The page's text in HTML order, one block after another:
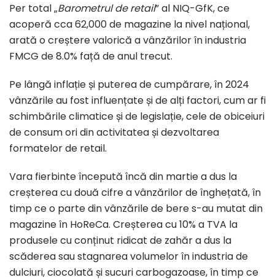
Per total „Barometrul de retail” al NIQ-GfK, ce
acoperă cca 62,000 de magazine la nivel național,
arată o creștere valorică a vânzărilor în industria
FMCG de 8.0% față de anul trecut.
Pe lângă inflație și puterea de cumpărare, în 2024
vânzările au fost influențate și de alți factori, cum ar fi
schimbările climatice și de legislație, cele de obiceiuri
de consum ori din activitatea și dezvoltarea
formatelor de retail.
Vara fierbinte începută încă din martie a dus la
creșterea cu două cifre a vânzărilor de înghețată, în
timp ce o parte din vânzările de bere s-au mutat din
magazine în HoReCa. Creșterea cu 10% a TVA la
produsele cu conținut ridicat de zahăr a dus la
scăderea sau stagnarea volumelor în industria de
dulciuri, ciocolată și sucuri carbogazoase, în timp ce